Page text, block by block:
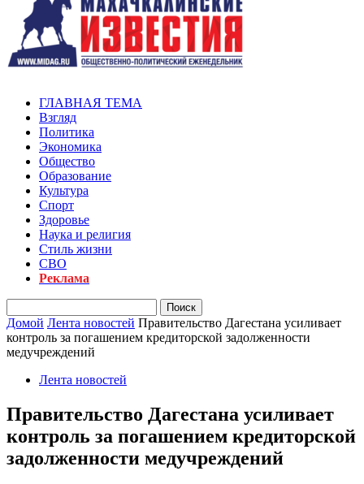
ГЛАВНАЯ ТЕМА
Взгляд
Политика
Экономика
Общество
Образование
Культура
Спорт
Здоровье
Наука и религия
Стиль жизни
СВО
Реклама
Домой Лента новостей Правительство Дагестана усиливает
контроль за погашением кредиторской задолженности
медучреждений
Лента новостей
Правительство Дагестана усиливает
контроль за погашением кредиторской
задолженности медучреждений